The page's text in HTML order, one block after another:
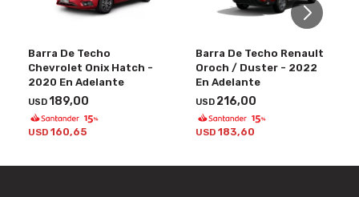
Barra De Techo
Chevrolet Onix Hatch -
2020 En Adelante
USD189,00
USD 160,65
Barra De Techo Renault
Oroch / Duster - 2022
En Adelante
USD 216,00
USD 183,60